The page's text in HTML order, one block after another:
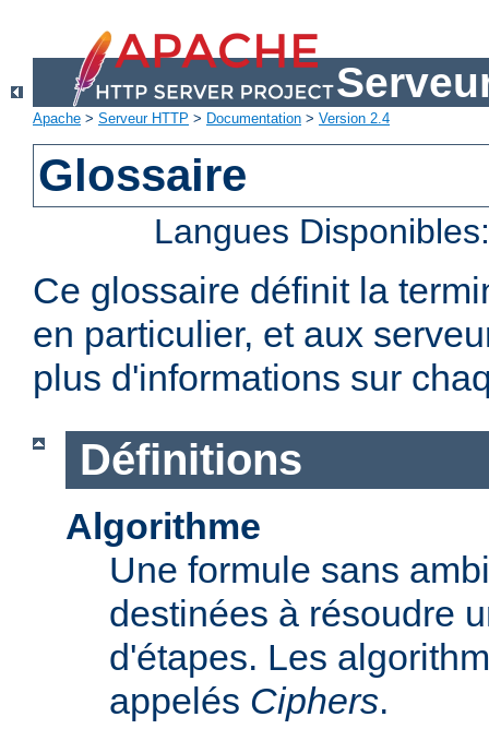
Apache > Serveur HTTP > Documentation > Version 2.4
Glossaire
Langues
Ce glossaire définit la
en particulier, et aux
plus d'informations sur
Définitions
Algorithme
Une formule sans
destinées à résoudre
d'étapes. Les
appelés Ciphers.